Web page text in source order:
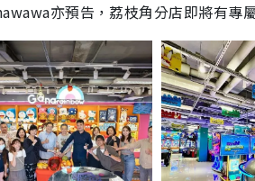
亦預告，荔枝角分店即將有專